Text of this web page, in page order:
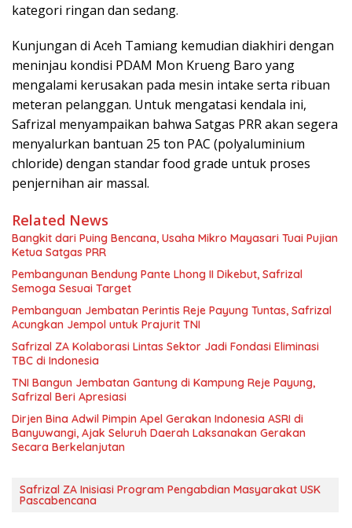
kategori ringan dan sedang.
Kunjungan di Aceh Tamiang kemudian diakhiri dengan
meninjau kondisi PDAM Mon Krueng Baro yang
mengalami kerusakan pada mesin intake serta ribuan
meteran pelanggan. Untuk mengatasi kendala ini,
Safrizal menyampaikan bahwa Satgas PRR akan segera
menyalurkan bantuan 25 ton PAC (polyaluminium
chloride) dengan standar food grade untuk proses
penjernihan air massal.
Related News
Bangkit dari Puing Bencana, Usaha Mikro Mayasari Tuai Pujian
Ketua Satgas PRR
Pembangunan Bendung Pante Lhong II Dikebut, Safrizal
Semoga Sesuai Target
Pembanguan Jembatan Perintis Reje Payung Tuntas, Safrizal
Acungkan Jempol untuk Prajurit TNI
Safrizal ZA Kolaborasi Lintas Sektor Jadi Fondasi Eliminasi
TBC di Indonesia
TNI Bangun Jembatan Gantung di Kampung Reje Payung,
Safrizal Beri Apresiasi
Dirjen Bina Adwil Pimpin Apel Gerakan Indonesia ASRI di
Banyuwangi, Ajak Seluruh Daerah Laksanakan Gerakan
Secara Berkelanjutan
Safrizal ZA Inisiasi Program Pengabdian Masyarakat USK
Pascabencana